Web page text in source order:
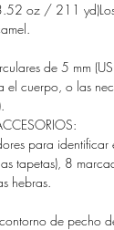
oz / 211 yd)Los
de 5 mm
el cuerpo, o las
para identificar
tapetas), 8
hebras.
de pecho